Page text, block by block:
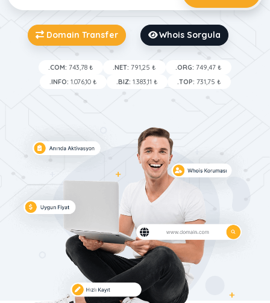
Domain Transfer Whois Sorgula
.COM: 743,78 ₺ .NET: 791,25 ₺ .ORG: 749,47 ₺
.INFO: 1.076,10 ₺ .BIZ: 1.383,11 ₺ .TOP: 731,75 ₺